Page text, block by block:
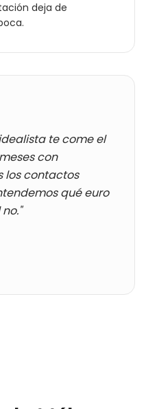
deja de
te come el
con
los contactos
qué euro